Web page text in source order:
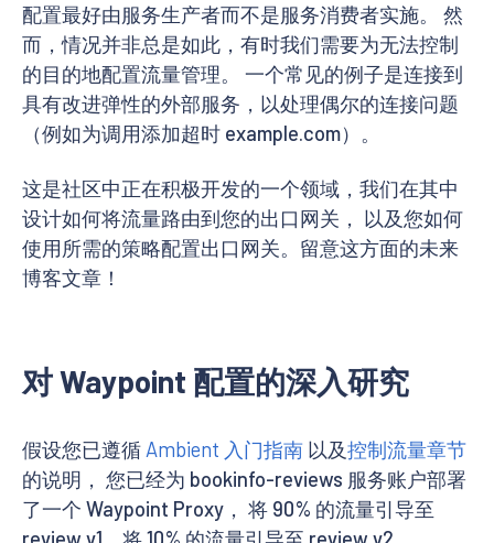
配置最好由服务生产者而不是服务消费者实施。 然
而，情况并非总是如此，有时我们需要为无法控制
的目的地配置流量管理。 一个常见的例子是连接到
具有改进弹性的外部服务，以处理偶尔的连接问题
（例如为调用添加超时 example.com）。
这是社区中正在积极开发的一个领域，我们在其中
设计如何将流量路由到您的出口网关， 以及您如何
使用所需的策略配置出口网关。留意这方面的未来
博客文章！
对 Waypoint 配置的深入研究
假设您已遵循 Ambient 入门指南 以及控制流量章节
的说明， 您已经为 bookinfo-reviews 服务账户部署
了一个 Waypoint Proxy， 将 90% 的流量引导至